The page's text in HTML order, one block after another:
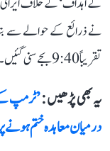
نے ذرائع کے حوالے سے
تقریباً 9:40 بجے سنی گئیں۔
یہ بھی پڑھیں :’ٹرمپ
درمیان معاہدہ ختم ہونے